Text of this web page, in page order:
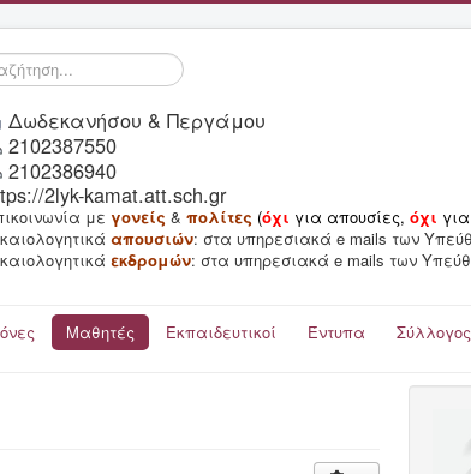
Δωδεκανήσου & Περγάμου
2102387550
2102386940
2lyk-kamat.att.sch.gr
με γονείς & πολίτες (όχι για απουσίες, όχι
απουσιών: στα υπηρεσιακά e mails των
εκδρομών: στα υπηρεσιακά e mails των
Μαθητές Εκπαιδευτικοί Έντυπα